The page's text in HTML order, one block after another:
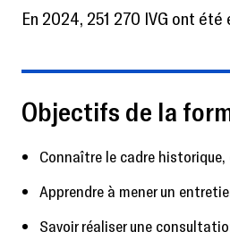
En 2024, 251 270 IVG ont
Objectifs de la
Connaître le cadre
Apprendre à mener un
Savoir réaliser une